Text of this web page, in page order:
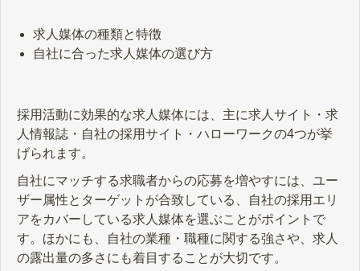
求人媒体の種類と特徴
自社に合った求人媒体の選び方
採用活動に効果的な求人媒体には、主に求人サイト・求
人情報誌・自社の採用サイト・ハローワークの4つが挙
げられます。
自社にマッチする求職者からの応募を増やすには、ユー
ザー属性とターゲットが合致している、自社の採用エリ
アをカバーしている求人媒体を選ぶことがポイントで
す。ほかにも、自社の業種・職種に関する強さや、求人
の露出量の多さにも着目することが大切です。